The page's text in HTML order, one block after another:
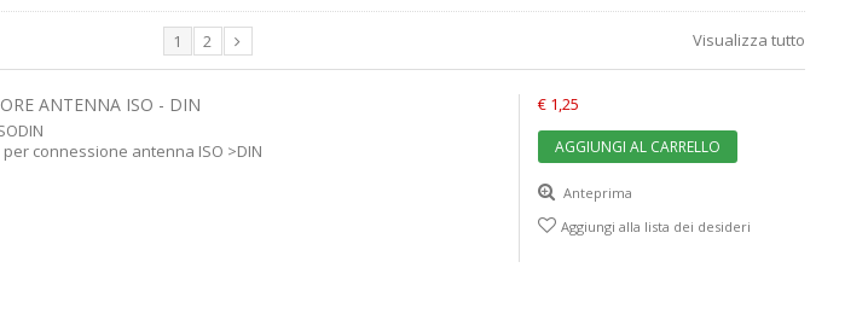
Visualizza tutto
1 2
ANTENNA ISO - DIN
connessione antenna ISO >DIN
€ 1,25
AGGIUNGI AL CARRELLO
Anteprima
Aggiungi alla lista dei desideri